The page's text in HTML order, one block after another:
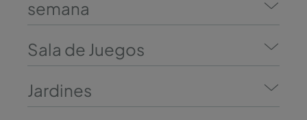
semana
Sala de Juegos
Jardines